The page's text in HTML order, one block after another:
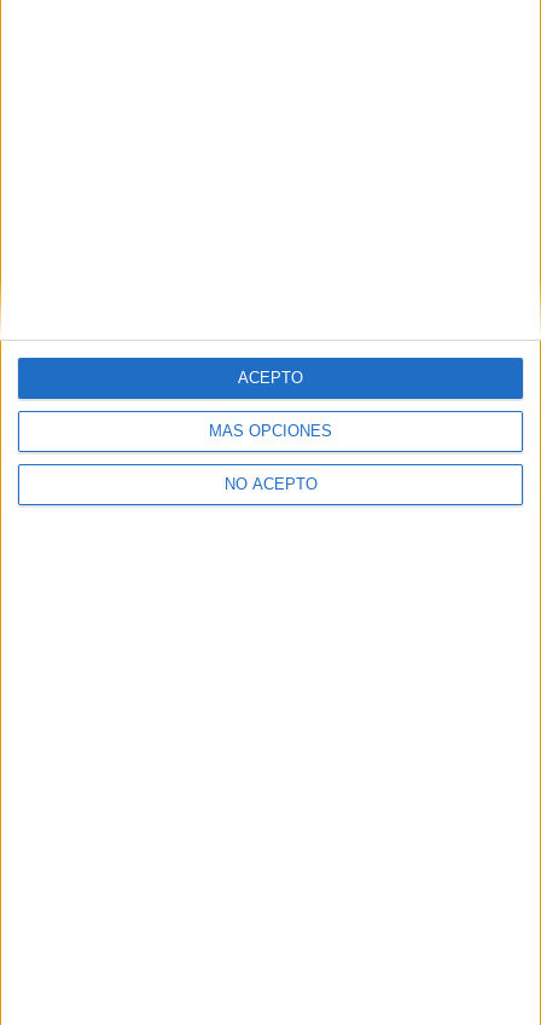
MÁS OPCIONES
NO ACEPTO
ACEPTO